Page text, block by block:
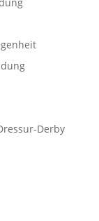
Derby